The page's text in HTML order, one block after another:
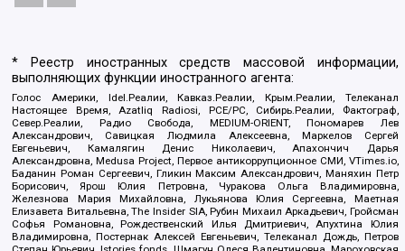
* Реестр иностранных средств массовой информации,
выполняющих функции иностранного агента:
Голос Америки, Idel.Реалии, Кавказ.Реалии, Крым.Реалии, Телеканал
Настоящее Время, Azatliq Radiosi, PCE/PC, Сибирь.Реалии, Фактограф,
Север.Реалии, Радио Свобода, MEDIUM-ORIENT, Пономарев Лев
Александрович, Савицкая Людмила Алексеевна, Маркелов Сергей
Евгеньевич, Камалягин Денис Николаевич, Апахончич Дарья
Александровна, Medusa Project, Первое антикоррупционное СМИ, VTimes.io,
Баданин Роман Сергеевич, Гликин Максим Александрович, Маняхин Петр
Борисович, Ярош Юлия Петровна, Чуракова Ольга Владимировна,
Железнова Мария Михайловна, Лукьянова Юлия Сергеевна, Маетная
Елизавета Витальевна, The Insider SIA, Рубин Михаил Аркадьевич, Гройсман
Софья Романовна, Рождественский Илья Дмитриевич, Апухтина Юлия
Владимировна, Постернак Алексей Евгеньевич, Телеканал Дождь, Петров